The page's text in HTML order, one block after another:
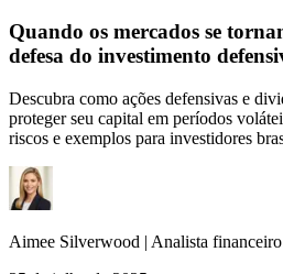
Quando os mercados se
defesa do investimento
Descubra como ações defensivas e
proteger seu capital em períodos
riscos e exemplos para investidores
Aimee Silverwood | Analista financeiro